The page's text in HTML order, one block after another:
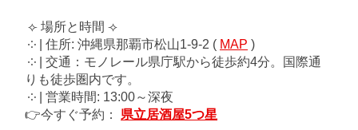
⟣ 場所と時間 ⟢
༶ | 住所: 沖縄県那覇市松山1-9-2 ( MAP )
༶ | 交通：モノレール県庁駅から徒歩約4分。国際通
りも徒歩圏内です。
༶ | 営業時間: 13:00～深夜
👉今すぐ予約：
県立居酒屋5つ星